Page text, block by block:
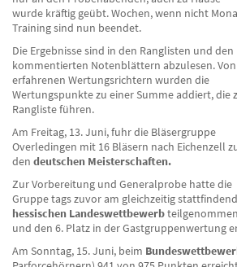
wurde kräftig geübt. Wochen, wenn nicht
Training sind nun beendet.
Die Ergebnisse sind in den Ranglisten und den
kommentierten Notenblättern abzulesen. Von
erfahrenen Wertungsrichtern wurden die
Wertungspunkte zu einer Summe addiert, die
Rangliste führen.
Am Freitag, 13. Juni, fuhr die Bläsergruppe
Overledingen mit 16 Bläsern nach Eichenzell
den deutschen Meisterschaften.
Zur Vorbereitung und Generalprobe hatte die
Gruppe tags zuvor am gleichzeitig
hessischen Landeswettbewerbteilgenommen
und den 6. Platz in der Gastgruppenwertung
Am Sonntag, 15. Juni, beim